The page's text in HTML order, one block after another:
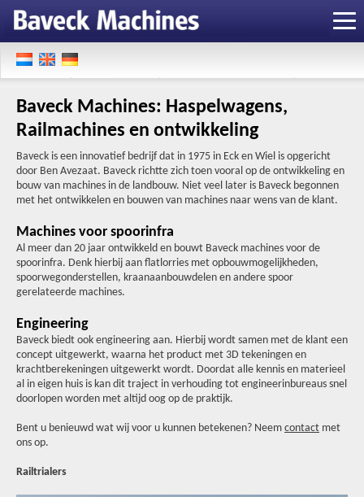
Baveck Machines: Haspelwagens,
Railmachines en ontwikkeling
Baveck is een innovatief bedrijf dat in 1975 in Eck en Wiel is opgericht
door Ben Avezaat. Baveck richtte zich toen vooral op de ontwikkeling en
bouw van machines in de landbouw. Niet veel later is Baveck begonnen
met het ontwikkelen en bouwen van machines naar wens van de klant.
Machines voor spoorinfra
Al meer dan 20 jaar ontwikkeld en bouwt Baveck machines voor de
spoorinfra. Denk hierbij aan flatlorries met opbouwmogelijkheden,
spoorwegonderstellen, kraanaanbouwdelen en andere spoor
gerelateerde machines.
Engineering
Baveck biedt ook engineering aan. Hierbij wordt samen met de klant een
concept uitgewerkt, waarna het product met 3D tekeningen en
krachtberekeningen uitgewerkt wordt. Doordat alle kennis en materieel
al in eigen huis is kan dit traject in verhouding tot engineerinbureaus snel
doorlopen worden met altijd oog op de praktijk.
Bent u benieuwd wat wij voor u kunnen betekenen? Neem contact met
ons op.
Railtrialers